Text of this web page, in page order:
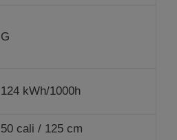
G
124 kWh/1000h
50 cali / 125 cm